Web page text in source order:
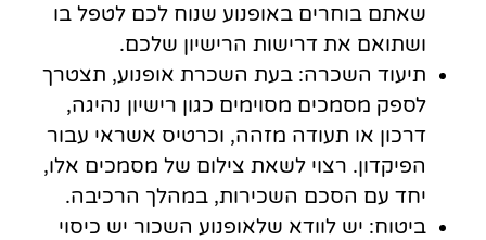
שאתם בוחרים באופנוע שנוח לכם לטפל בו
ושתואם את דרישות הרישיון שלכם.
תיעוד השכרה: בעת השכרת אופנוע, תצטרך
לספק מסמכים מסוימים כגון רישיון נהיגה,
דרכון או תעודה מזהה, וכרטיס אשראי עבור
הפיקדון. רצוי לשאת צילום של מסמכים אלו,
יחד עם הסכם השכירות, במהלך הרכיבה.
ביטוח: יש לוודא שלאופנוע השכור יש כיסוי